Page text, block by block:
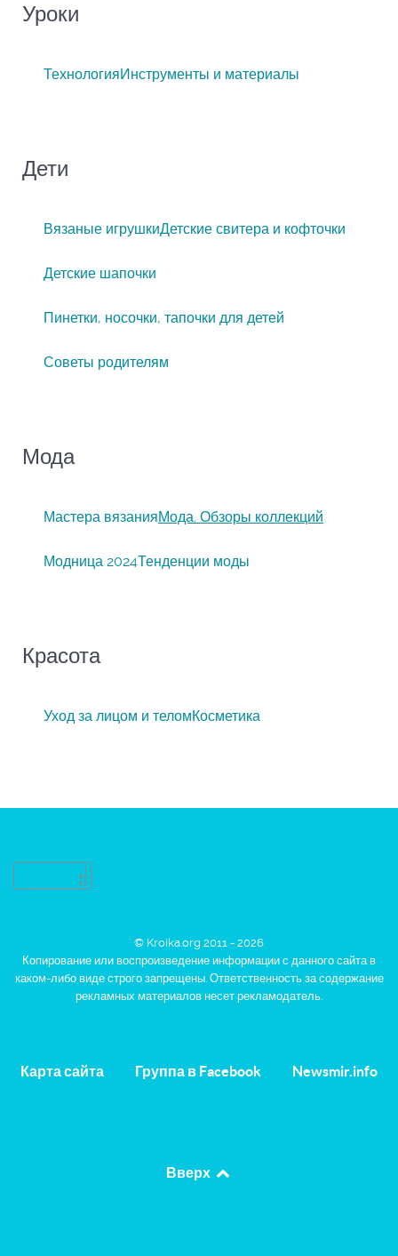
Уроки
ТехнологияИнструменты и материалы
Дети
Вязаные игрушкиДетские свитера и кофточки
Детские шапочки
Пинетки, носочки, тапочки для детей
Советы родителям
Мода
Мастера вязанияМода. Обзоры коллекций
Модница 2024Тенденции моды
Красота
Уход за лицом и теломКосметика
© Kroika.org 2011 - 2026
Копирование или воспроизведение информации с данного сайта в
каком-либо виде строго запрещены. Ответственность за содержание
рекламных материалов несет рекламодатель.
Карта сайта Группа в Facebook Newsmir.info
Вверх